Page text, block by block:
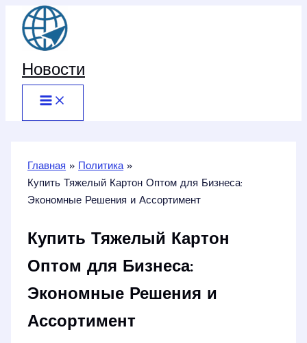
Перейти
содержимому
Новости
Главная
Политика
Купить Тяжелый Картон Оптом для Бизнеса:
Экономные Решения и Ассортимент
Купить Тяжелый Картон
Оптом для Бизнеса:
Экономные Решения и
Ассортимент